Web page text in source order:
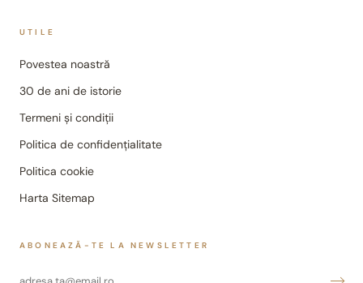
UTILE
Povestea noastră
30 de ani de istorie
Termeni și condiții
Politica de confidențialitate
Politica cookie
Harta Sitemap
ABONEAZĂ-TE LA NEWSLETTER